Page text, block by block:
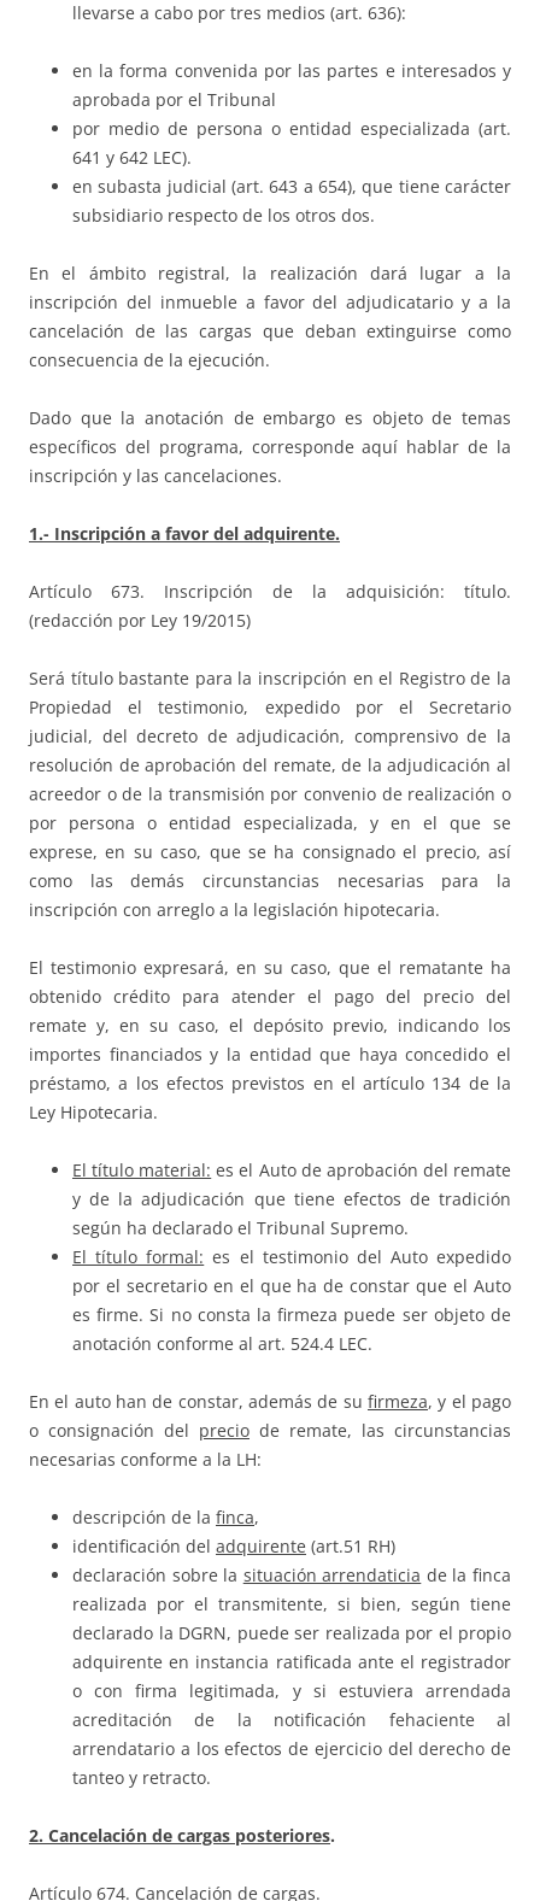
llevarse a cabo por tres medios (art. 636):
en la forma convenida por las partes e interesados y
aprobada por el Tribunal
por medio de persona o entidad especializada (art.
641 y 642 LEC).
en subasta judicial (art. 643 a 654), que tiene carácter
subsidiario respecto de los otros dos.
En el ámbito registral, la realización dará lugar a la
inscripción del inmueble a favor del adjudicatario y a la
cancelación de las cargas que deban extinguirse como
consecuencia de la ejecución.
Dado que la anotación de embargo es objeto de temas
específicos del programa, corresponde aquí hablar de la
inscripción y las cancelaciones.
1.- Inscripción a favor del adquirente.
Artículo 673. Inscripción de la adquisición: título.
(redacción por Ley 19/2015)
Será título bastante para la inscripción en el Registro de la
Propiedad el testimonio, expedido por el Secretario
judicial, del decreto de adjudicación, comprensivo de la
resolución de aprobación del remate, de la adjudicación al
acreedor o de la transmisión por convenio de realización o
por persona o entidad especializada, y en el que se
exprese, en su caso, que se ha consignado el precio, así
como las demás circunstancias necesarias para la
inscripción con arreglo a la legislación hipotecaria.
El testimonio expresará, en su caso, que el rematante ha
obtenido crédito para atender el pago del precio del
remate y, en su caso, el depósito previo, indicando los
importes financiados y la entidad que haya concedido el
préstamo, a los efectos previstos en el artículo 134 de la
Ley Hipotecaria.
El título material: es el Auto de aprobación del remate
y de la adjudicación que tiene efectos de tradición
según ha declarado el Tribunal Supremo.
El título formal: es el testimonio del Auto expedido
por el secretario en el que ha de constar que el Auto
es firme. Si no consta la firmeza puede ser objeto de
anotación conforme al art. 524.4 LEC.
En el auto han de constar, además de su firmeza, y el pago
o consignación del precio de remate, las circunstancias
necesarias conforme a la LH:
descripción de la finca,
identificación del adquirente (art.51 RH)
declaración sobre la situación arrendaticia de la finca
realizada por el transmitente, si bien, según tiene
declarado la DGRN, puede ser realizada por el propio
adquirente en instancia ratificada ante el registrador
o con firma legitimada, y si estuviera arrendada
acreditación de la notificación fehaciente al
arrendatario a los efectos de ejercicio del derecho de
tanteo y retracto.
2. Cancelación de cargas posteriores.
Artículo 674. Cancelación de cargas.